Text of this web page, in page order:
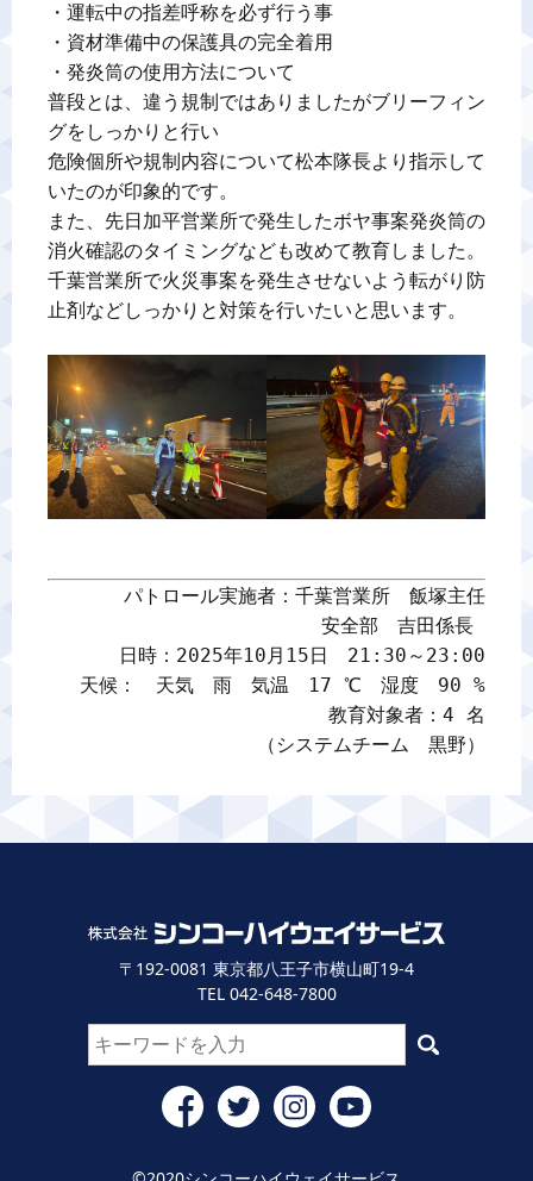
・運転中の指差呼称を必ず行う事
・資材準備中の保護具の完全着用
・発炎筒の使用方法について
普段とは、違う規制ではありましたがブリーフィン
グをしっかりと行い
危険個所や規制内容について松本隊長より指示して
いたのが印象的です。
また、先日加平営業所で発生したボヤ事案発炎筒の
消火確認のタイミングなども改めて教育しました。
千葉営業所で火災事案を発生させないよう転がり防
止剤などしっかりと対策を行いたいと思います。
パトロール実施者：千葉営業所　飯塚主任
安全部　吉田係長
日時：2025年10月15日　21:30～23:00
天候：　天気　雨　気温　17 ℃　湿度　90 %
教育対象者：4 名
（システムチーム　黒野）
〒192-0081 東京都八王子市横山町19-4
TEL 042-648-7800